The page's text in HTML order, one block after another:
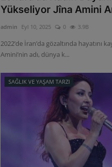
Yükseliyor Jîna Amini
admin Eyl 10, 2025 0 3.9B
2022’de İran’da gözaltında hayatını
Amini’nin adı, dünya k...
SAĞLIK VE YAŞAM TARZI